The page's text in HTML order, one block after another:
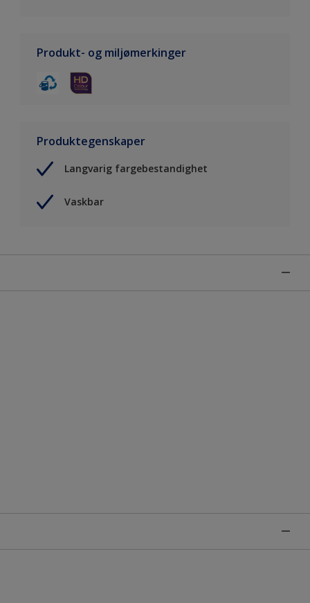
Produkt- og miljømerkinger
Produktegenskaper
Langvarig fargebestandighet
Vaskbar